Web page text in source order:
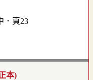
．頁23
本)